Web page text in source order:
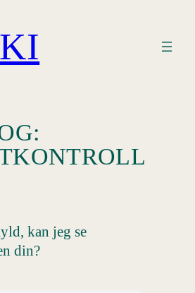
kan jeg se
din?